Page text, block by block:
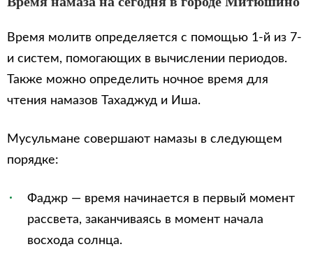
Время молитв определяется с помощью 1-й из 7-
и систем, помогающих в вычислении периодов.
Также можно определить ночное время для
чтения намазов Тахаджуд и Иша.
Мусульмане совершают намазы в следующем
порядке:
Фаджр — время начинается в первый момент
рассвета, заканчиваясь в момент начала
восхода солнца.